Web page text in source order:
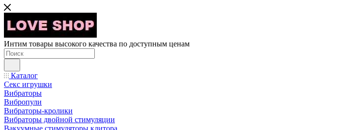
Интим товары высокого качества по доступным ценам
Каталог
Секс игрушки
Вибраторы
Вибропули
Вибраторы-кролики
Вибраторы двойной стимуляции
Вакуумные стимуляторы клитора